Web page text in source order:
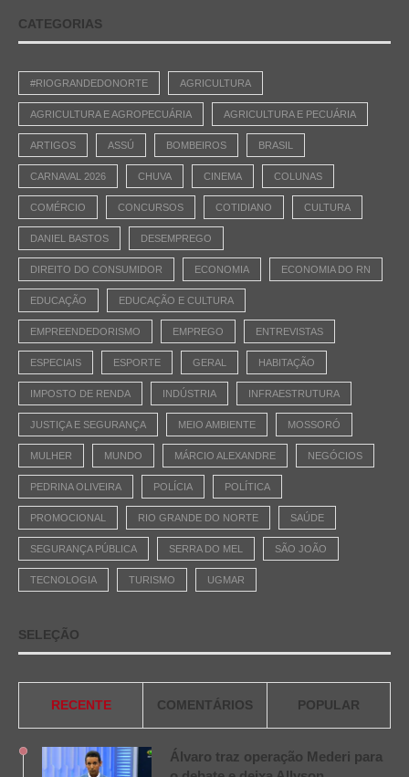
CATEGORIAS
#RIOGRANDEDONORTE AGRICULTURA
AGRICULTURA E AGROPECUÁRIA AGRICULTURA E PECUÁRIA
ARTIGOS ASSÚ BOMBEIROS BRASIL
CARNAVAL 2026 CHUVA CINEMA COLUNAS
COMÉRCIO CONCURSOS COTIDIANO CULTURA
DANIEL BASTOS DESEMPREGO
DIREITO DO CONSUMIDOR ECONOMIA ECONOMIA DO RN
EDUCAÇÃO EDUCAÇÃO E CULTURA
EMPREENDEDORISMO EMPREGO ENTREVISTAS
ESPECIAIS ESPORTE GERAL HABITAÇÃO
IMPOSTO DE RENDA INDÚSTRIA INFRAESTRUTURA
JUSTIÇA E SEGURANÇA MEIO AMBIENTE MOSSORÓ
MULHER MUNDO MÁRCIO ALEXANDRE NEGÓCIOS
PEDRINA OLIVEIRA POLÍCIA POLÍTICA
PROMOCIONAL RIO GRANDE DO NORTE SAÚDE
SEGURANÇA PÚBLICA SERRA DO MEL SÃO JOÃO
TECNOLOGIA TURISMO UGMAR
SELEÇÃO
RECENTE COMENTÁRIOS POPULAR
Álvaro traz operação Mederi para